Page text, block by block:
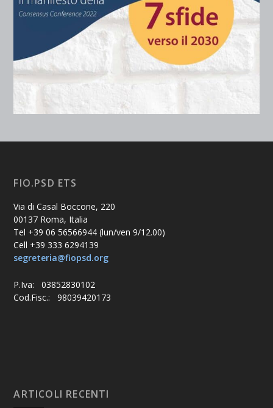
FIO.PSD ETS
Via di Casal Boccone, 220
00137 Roma, Italia
Tel +39 06 56566944 (lun/ven 9/12.00)
Cell +39 333 6294139
segreteria@fiopsd.org
P.Iva: 03852830102
Cod.Fisc.: 98039420173
ARTICOLI RECENTI